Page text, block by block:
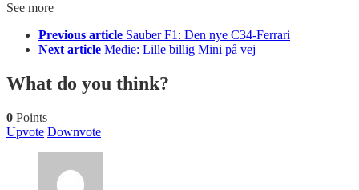
See more
Previous article Sauber F1: Den nye C34-Ferrari
Next article Medie: Lille billig Mini på vej
What do you think?
0 Points
Upvote Downvote